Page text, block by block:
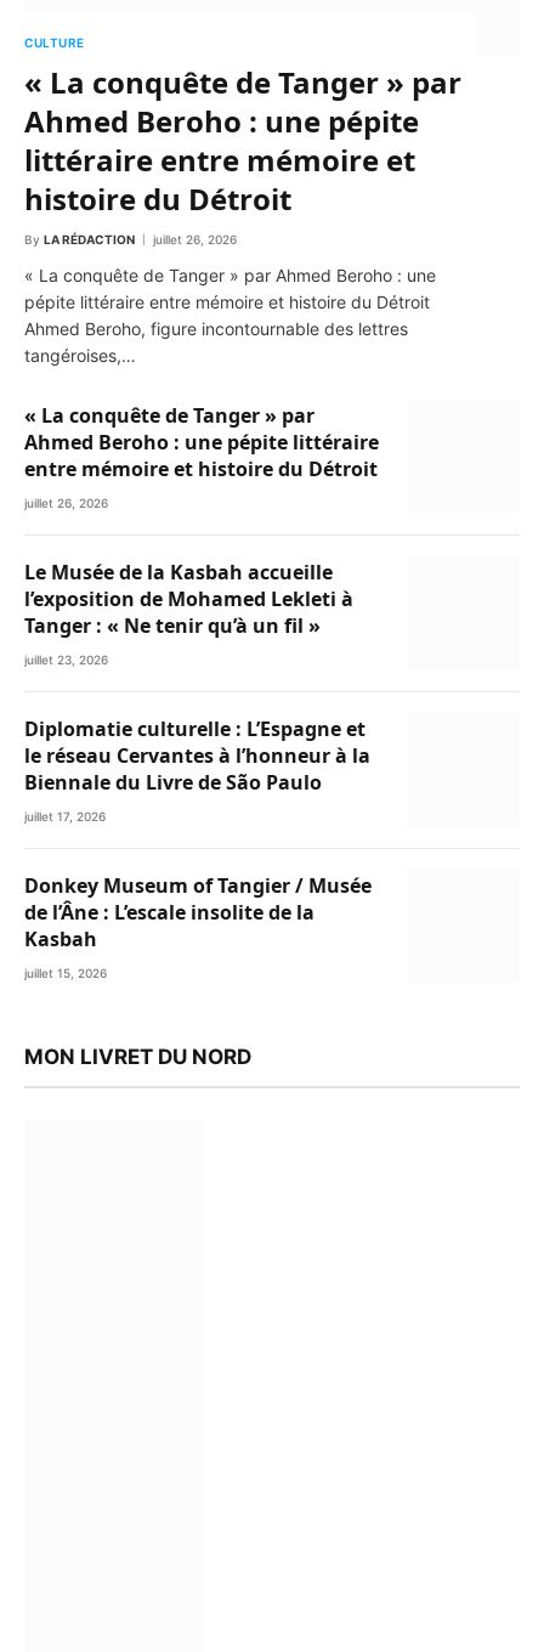
CULTURE
« La conquête de Tanger » par
Ahmed Beroho : une pépite
littéraire entre mémoire et
histoire du Détroit
By LA RÉDACTION juillet 26, 2026
« La conquête de Tanger » par Ahmed Beroho : une
pépite littéraire entre mémoire et histoire du Détroit
Ahmed Beroho, figure incontournable des lettres
tangéroises,…
« La conquête de Tanger » par
Ahmed Beroho : une pépite littéraire
entre mémoire et histoire du Détroit
juillet 26, 2026
Le Musée de la Kasbah accueille
l’exposition de Mohamed Lekleti à
Tanger : « Ne tenir qu’à un fil »
juillet 23, 2026
Diplomatie culturelle : L’Espagne et
le réseau Cervantes à l’honneur à la
Biennale du Livre de São Paulo
juillet 17, 2026
Donkey Museum of Tangier / Musée
de l’Âne : L’escale insolite de la
Kasbah
juillet 15, 2026
MON LIVRET DU NORD